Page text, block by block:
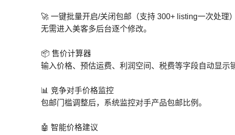
🚀 一键批量开启/关闭包邮（支持 300+ listing一次处理）
无需进入美客多后台逐个修改。
📦 售价计算器
输入价格、预估运费、利润空间、税费等字段自动显示
📊 竞争对手价格监控
包邮门槛调整后，系统监控对手产品包邮比例。
🤖 智能价格建议